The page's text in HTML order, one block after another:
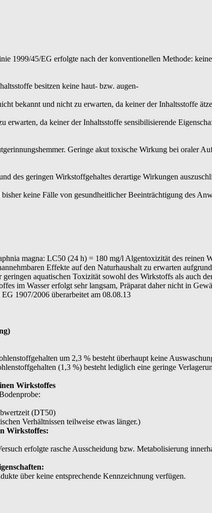
1999/45/EG erfolgte nach der konventionellen Methode:
besitzen keine haut- bzw. augen-
bekannt und nicht zu erwarten, da keiner der Inhaltsstoffe
erwarten, da keiner der Inhaltsstoffe sensibilisierende
Geringe akut toxische Wirkung bei oraler
des geringen Wirkstoffgehaltes derartige Wirkungen
keine Fälle von gesundheitlicher Beeinträchtigung des
magna: LC50 (24 h) = 180 mg/l Algentoxizität des reinen
Effekte auf den Naturhaushalt zu erwarten
aquatischen Toxizität sowohl des Wirkstoffs als auch
im Wasser erfolgt sehr langsam, Präparat daher nicht in
EG 1907/2006 überarbeitet am 08.08.13
um 2,3 % besteht überhaupt keine
(1,3 %) besteht lediglich eine geringe
Wirkstoffes
(DT50)
Verhältnissen teilweise etwas länger.)
Wirkstoffes:
erfolgte rasche Ausscheidung bzw. Metabolisierung
über keine entsprechende Kennzeichnung verfügen.